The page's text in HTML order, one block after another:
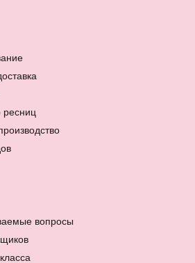
ресниц
вопросы